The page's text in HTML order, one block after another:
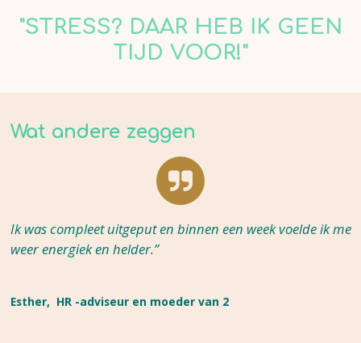
"STRESS? DAAR HEB IK GEEN
TIJD VOOR!"
Wat andere zeggen
Ik was compleet uitgeput en binnen een week voelde ik me
weer energiek en helder.”
Esther, HR -adviseur en moeder van 2